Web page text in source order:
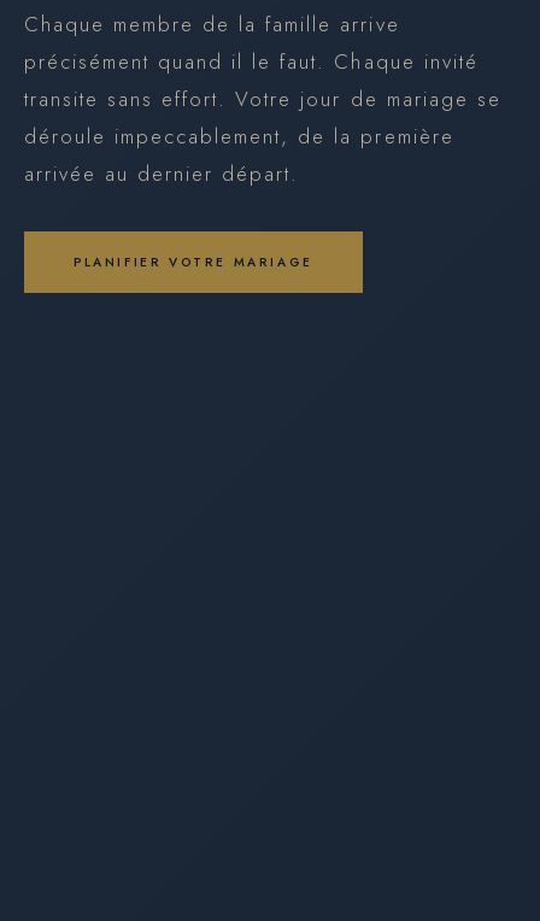
Chaque membre de la famille arrive
précisément quand il le faut. Chaque invité
transite sans effort. Votre jour de mariage se
déroule impeccablement, de la première
arrivée au dernier départ.
PLANIFIER VOTRE MARIAGE